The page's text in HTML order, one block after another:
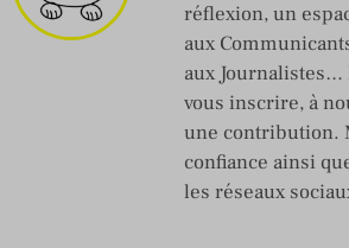
réflexion, un
aux
aux Journalistes…
vous inscrire, à
une contribution.
confiance ainsi
les réseaux